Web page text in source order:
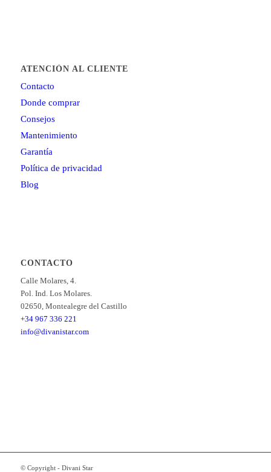
ATENCIÓN AL CLIENTE
Contacto
Donde comprar
Consejos
Mantenimiento
Garantía
Política de privacidad
Blog
CONTACTO
Calle Molares, 4.
Pol. Ind. Los Molares.
02650, Montealegre del Castillo
+34 967 336 221
info@divanistar.com
© Copyright - Divani Star